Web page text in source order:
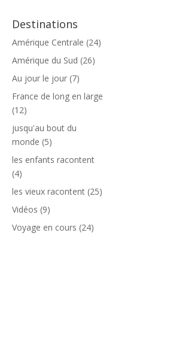
Destinations
Amérique Centrale (24)
Amérique du Sud (26)
Au jour le jour (7)
France de long en large
(12)
jusqu'au bout du
monde (5)
les enfants racontent
(4)
les vieux racontent (25)
Vidéos (9)
Voyage en cours (24)